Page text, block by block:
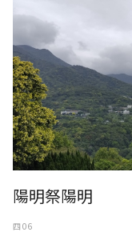
陽明祭陽明
四 06